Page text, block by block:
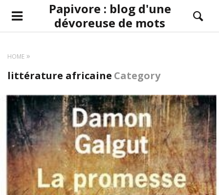
Papivore : blog d'une
dévoreuse de mots
HOME
littérature africaine Category